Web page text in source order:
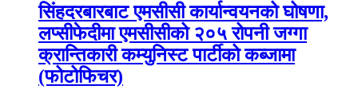
सिंहदरबारबाट एमसीसी कार्यान्वयनको घोषणा,
लप्सीफेदीमा एमसीसीको २०५ रोपनी जग्गा
क्रान्तिकारी कम्युनिस्ट पार्टीको कब्जामा
(फोटोफिचर)